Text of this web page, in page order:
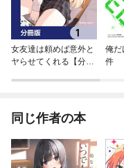
女友達は頼めば意外と
ヤらせてくれる【分冊
俺だ
件
同じ作者の本